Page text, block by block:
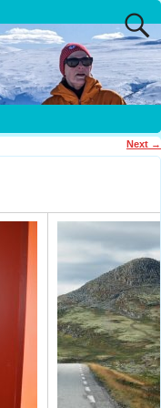
Next →